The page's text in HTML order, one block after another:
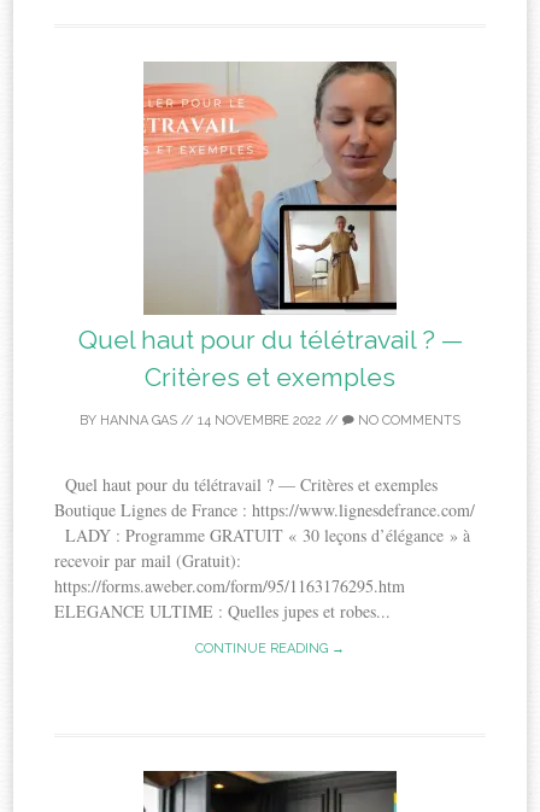
Quel haut pour du télétravail ? —
Critères et exemples
BY HANNA GAS // 14 NOVEMBRE 2022 // NO COMMENTS
Quel haut pour du télétravail ? — Critères et exemples
Boutique Lignes de France : https://www.lignesdefrance.com/
LADY : Programme GRATUIT « 30 leçons d’élégance » à
recevoir par mail (Gratuit):
https://forms.aweber.com/form/95/1163176295.htm
ELEGANCE ULTIME : Quelles jupes et robes...
CONTINUE READING →